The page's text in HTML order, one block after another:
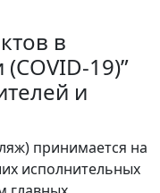
в
19)”
и
принимается на
исполнительных